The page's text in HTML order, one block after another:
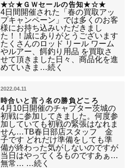
★☆★ＧＷセールの告知★☆★
4日間開催された「春の買取アッ
プキャンペーン」では多くのお客
様にお持ち込みいただきまし
た！！誠にありがとうございます
たくさんのロッド リール ワーム
やルアー、餌釣り用品 を買取さ
せて頂きました日々、商品化を進
めていきま…続く
2022.04.11
時合いと言う名の勝負どころ
4月10日開催のチャプター茨城の
初戦に参加してきました。何度参
加していても初戦の緊張はなれま
せん…TB春日部店スタッフ 金
子です どれだけ準備をしても準
備が終わった気がしないのですが
当日はやってくるものですあぁ…
無常… …続く